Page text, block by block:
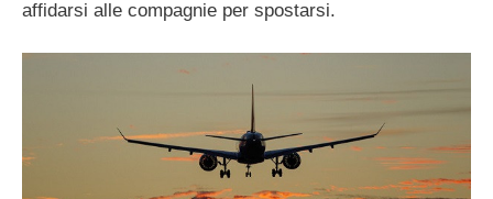
affidarsi alle compagnie per spostarsi.